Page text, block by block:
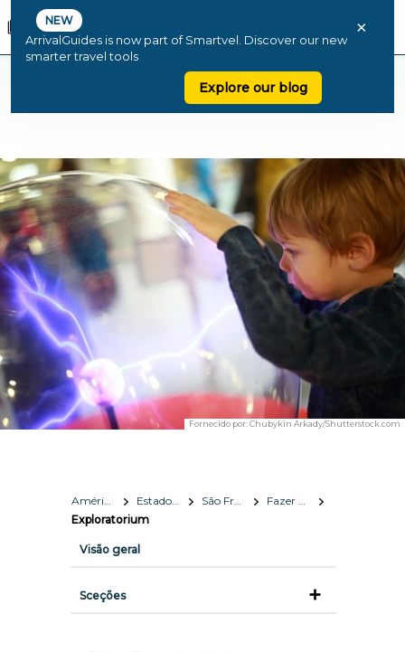
NEW
ArrivalGuides is now part of Smartvel. Discover our new
smarter travel tools
Explore our blog
×
Fornecido por:Chubykin Arkady/Shutterstock.com
América do Norte Estados Unidos da Amérca São Francisco, Califórnia
Fazer & Ver
Exploratorium
Visão geral
Sceções